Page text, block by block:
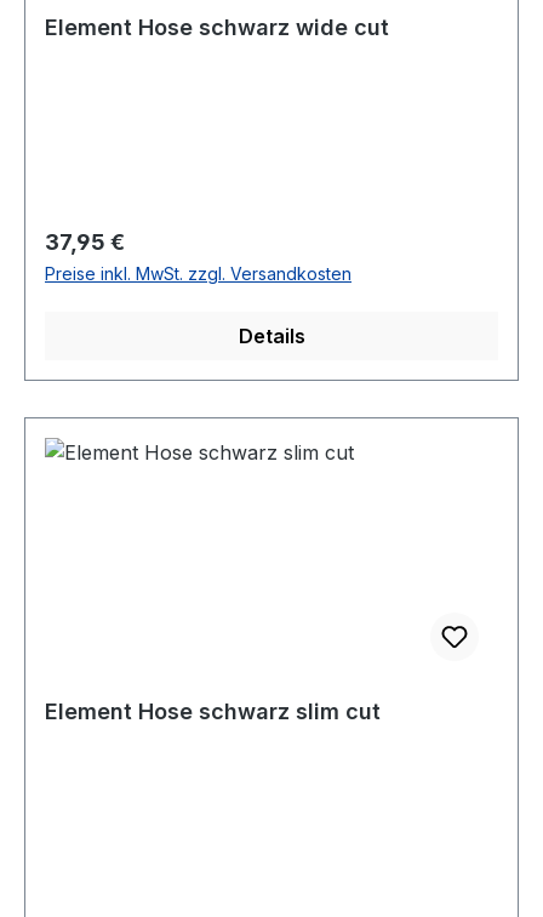
Element Hose schwarz wide cut
Regulärer Preis:
37,95 €
Preise inkl. MwSt. zzgl. Versandkosten
Details
Element Hose schwarz slim cut